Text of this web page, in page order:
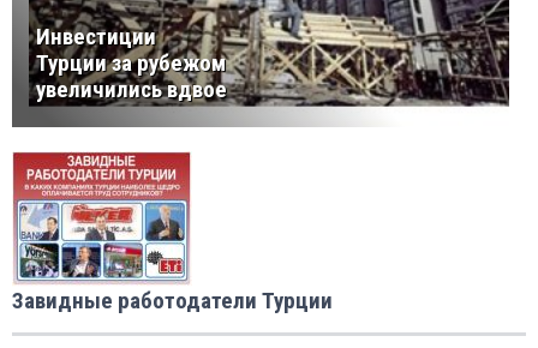
Инвестиции
Турции за рубежом
увеличились вдвое
Завидные работодатели Турции